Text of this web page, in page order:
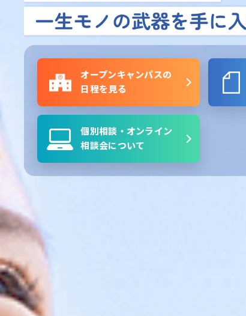
オープンキャンパスの
日程を見る
個別相談・オンライン
相談会について